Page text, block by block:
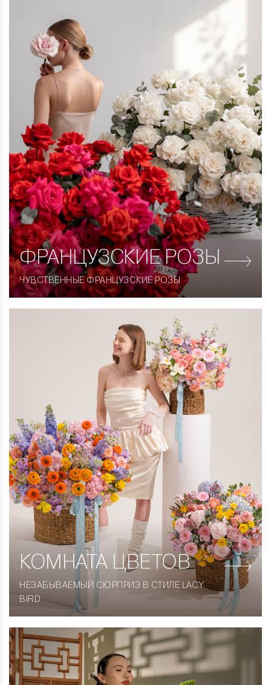
ФРАНЦУЗСКИЕРОЗЫ
ЧУВСТВЕННЫЕ ФРАНЦУЗСКИЕ РОЗЫ
КОМНАТАЦВЕТОВ
НЕЗАБЫВАЕМЫЙ СЮРПРИЗ В СТИЛЕ LACY
BIRD